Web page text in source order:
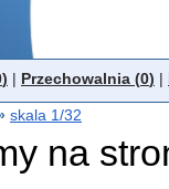
) | Przechowalnia (0) |
skala 1/32
na